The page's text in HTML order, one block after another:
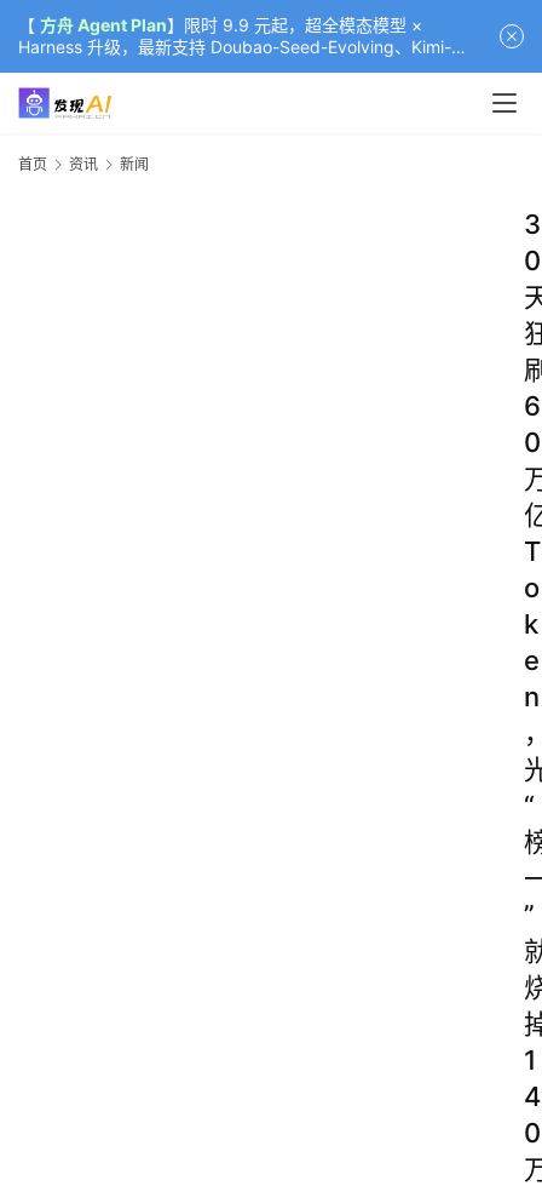
【 方舟 Agent Plan】限时 9.9 元起，超全模态模型 ×
Harness 升级，最新支持 Doubao-Seed-Evolving、Kimi-
K3（部分）、GLM-5.2
首页 资讯 新闻
3
0
6
0
T
o
k
e
n
“
”
1
4
0